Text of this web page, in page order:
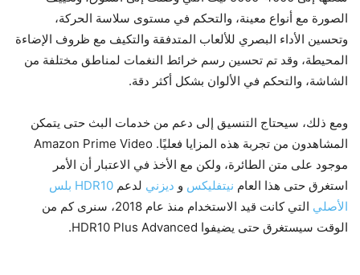
الصورة مع أنواع معينة، والتحكم في مستوى سلاسة الحركة،
وتحسين الأداء البصري للألعاب المتدفقة والتكيف مع ظروف الإضاءة
المحيطة، وقد تم تحسين رسم خرائط النغمات لمناطق مختلفة من
الشاشة، والتحكم في الألوان بشكل أكثر دقة.
ومع ذلك، سيحتاج التنسيق إلى دعم من خدمات البث حتى يتمكن
المشاهدون من تجربة هذه المزايا فعليًا. Amazon Prime Video
موجود على متن الطائرة، ولكن مع الأخذ في الاعتبار أن الأمر
استغرق حتى هذا العام نيتفليكس و ديزني لدعم
HDR10 بلس
الأصلي
التي كانت قيد الاستخدام منذ عام 2018، سنرى كم من
الوقت سيستغرق حتى يضيفوا HDR10 Plus Advanced.